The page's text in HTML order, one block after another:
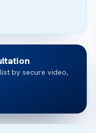
by secure video,